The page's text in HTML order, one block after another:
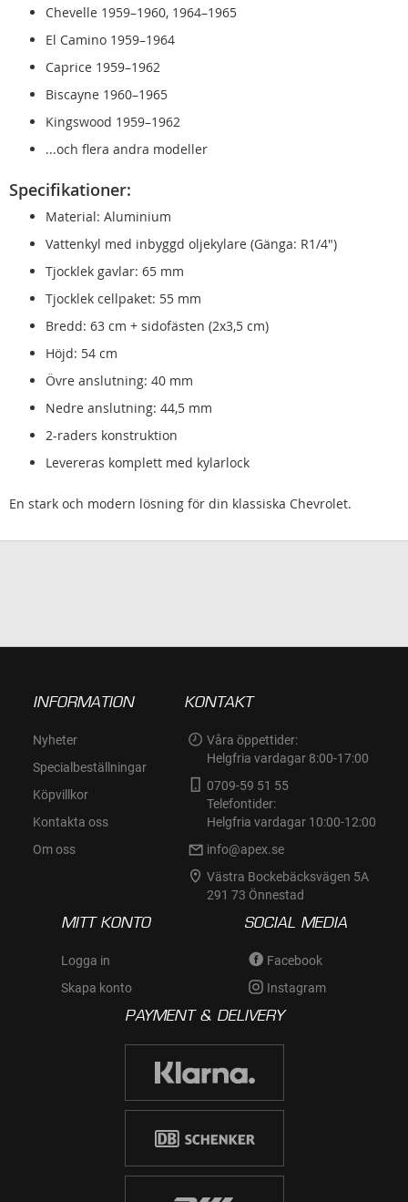
Chevelle 1959–1960, 1964–1965
El Camino 1959–1964
Caprice 1959–1962
Biscayne 1960–1965
Kingswood 1959–1962
...och flera andra modeller
Specifikationer:
Material: Aluminium
Vattenkyl med inbyggd oljekylare (Gänga: R1/4")
Tjocklek gavlar: 65 mm
Tjocklek cellpaket: 55 mm
Bredd: 63 cm + sidofästen (2x3,5 cm)
Höjd: 54 cm
Övre anslutning: 40 mm
Nedre anslutning: 44,5 mm
2-raders konstruktion
Levereras komplett med kylarlock
En stark och modern lösning för din klassiska Chevrolet.
INFORMATION
Nyheter
Specialbeställningar
Köpvillkor
Kontakta oss
Om oss
KONTAKT
Våra öppettider:
Helgfria vardagar 8:00-17:00
0709-59 51 55
Telefontider:
Helgfria vardagar 10:00-12:00
info@apex.se
Västra Bockebäcksvägen 5A
291 73 Önnestad
MITT KONTO
Logga in
Skapa konto
SOCIAL MEDIA
Facebook
Instagram
PAYMENT & DELIVERY